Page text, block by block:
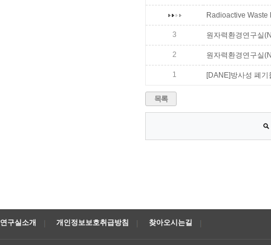
Radioactive
3 원자력환경연구실
2 원자력환경연구실
1 [DANE]방사성 폐
목록
연구실소개 개인정보보호취급방침 찾아오시는길